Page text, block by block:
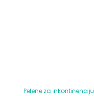
Pelene za inkontinenciju